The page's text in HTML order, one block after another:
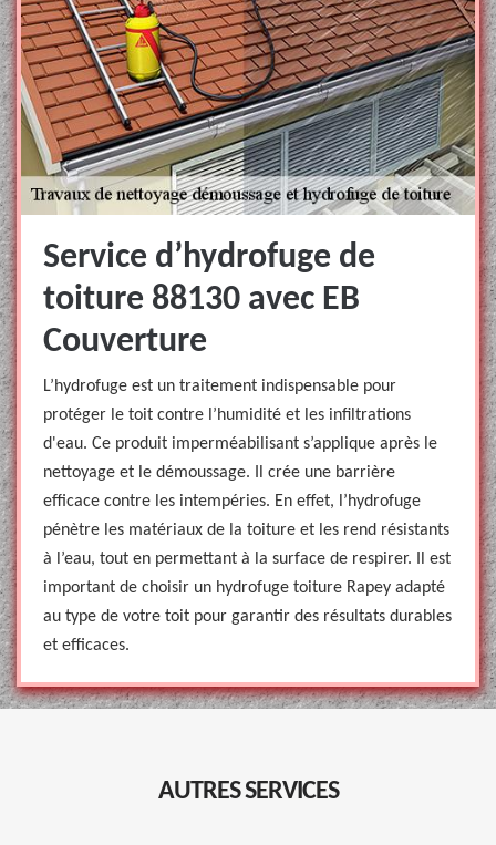
Service d’hydrofuge de
toiture 88130 avec EB
Couverture
L’hydrofuge est un traitement indispensable pour
protéger le toit contre l’humidité et les infiltrations
d'eau. Ce produit imperméabilisant s’applique après le
nettoyage et le démoussage. Il crée une barrière
efficace contre les intempéries. En effet, l’hydrofuge
pénètre les matériaux de la toiture et les rend résistants
à l’eau, tout en permettant à la surface de respirer. Il est
important de choisir un hydrofuge toiture Rapey adapté
au type de votre toit pour garantir des résultats durables
et efficaces.
AUTRES SERVICES